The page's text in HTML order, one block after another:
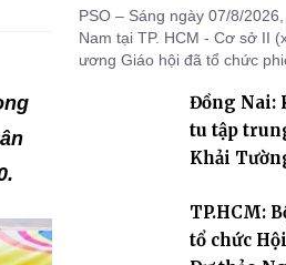
PSO – Sáng ngày 07/8/
Nam tại TP. HCM - Cơ sở II
ương Giáo hội đã tổ chức
giáo toàn quốc lần thứ X,
Đồng Nai:
tu tập
Khải
TP.HCM:
tổ chức